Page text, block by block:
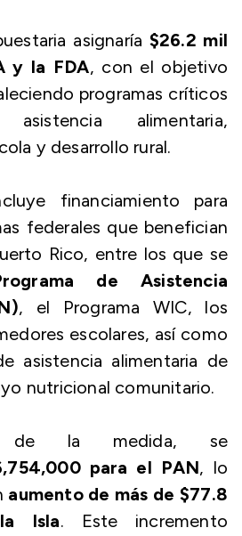
asignaría $26.2 mil
y la FDA, con el objetivo
programas críticos
alimentaria,
y desarrollo rural.
financiamiento para
federales que benefician
Rico, entre los que se
de Asistencia
, el Programa WIC, los
escolares, así como
asistencia alimentaria de
nutricional comunitario.
de la medida, se
para el PAN, lo
aumento de más de $77.8
Isla. Este incremento